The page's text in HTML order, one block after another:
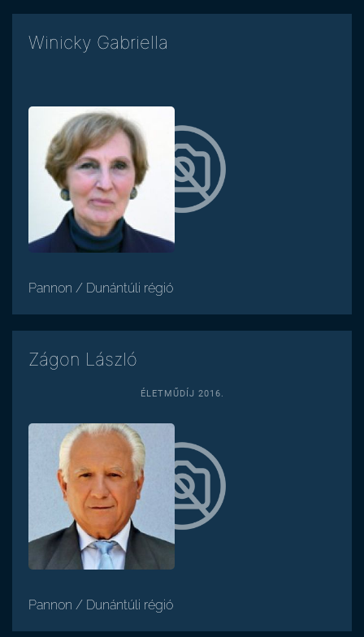
Winicky Gabriella
Pannon / Dunántúli régió
Zágon László
ÉLETMŰDÍJ 2016.
Pannon / Dunántúli régió